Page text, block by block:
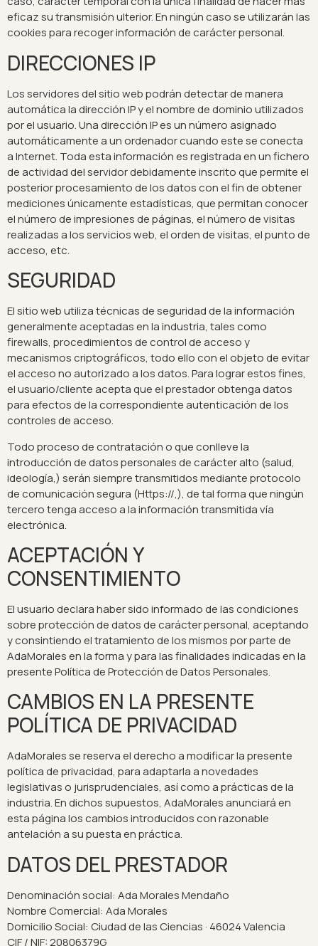
eficaz su transmisión ulterior. En ningún caso se utilizarán las
cookies para recoger información de carácter personal.
DIRECCIONES IP
Los servidores del sitio web podrán detectar de manera
automática la dirección IP y el nombre de dominio utilizados
por el usuario. Una dirección IP es un número asignado
automáticamente a un ordenador cuando este se conecta
a Internet. Toda esta información es registrada en un fichero
de actividad del servidor debidamente inscrito que permite el
posterior procesamiento de los datos con el fin de obtener
mediciones únicamente estadísticas, que permitan conocer
el número de impresiones de páginas, el número de visitas
realizadas a los servicios web, el orden de visitas, el punto de
acceso, etc.
SEGURIDAD
El sitio web utiliza técnicas de seguridad de la información
generalmente aceptadas en la industria, tales como
firewalls, procedimientos de control de acceso y
mecanismos criptográficos, todo ello con el objeto de evitar
el acceso no autorizado a los datos. Para lograr estos fines,
el usuario/cliente acepta que el prestador obtenga datos
para efectos de la correspondiente autenticación de los
controles de acceso.
Todo proceso de contratación o que conlleve la
introducción de datos personales de carácter alto (salud,
ideología,) serán siempre transmitidos mediante protocolo
de comunicación segura (Https://,), de tal forma que ningún
tercero tenga acceso a la información transmitida vía
electrónica.
ACEPTACIÓN Y
CONSENTIMIENTO
El usuario declara haber sido informado de las condiciones
sobre protección de datos de carácter personal, aceptando
y consintiendo el tratamiento de los mismos por parte de
AdaMorales en la forma y para las finalidades indicadas en la
presente Política de Protección de Datos Personales.
CAMBIOS EN LA PRESENTE
POLÍTICA DE PRIVACIDAD
AdaMorales se reserva el derecho a modificar la presente
política de privacidad, para adaptarla a novedades
legislativas o jurisprudenciales, así como a prácticas de la
industria. En dichos supuestos, AdaMorales anunciará en
esta página los cambios introducidos con razonable
antelación a su puesta en práctica.
DATOS DEL PRESTADOR
Denominación social: Ada Morales Mendaño
Nombre Comercial: Ada Morales
Domicilio Social: Ciudad de las Ciencias · 46024 Valencia
CIF / NIF: 20806379G